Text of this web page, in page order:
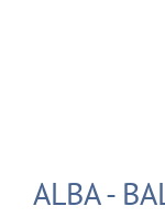
ALBA -